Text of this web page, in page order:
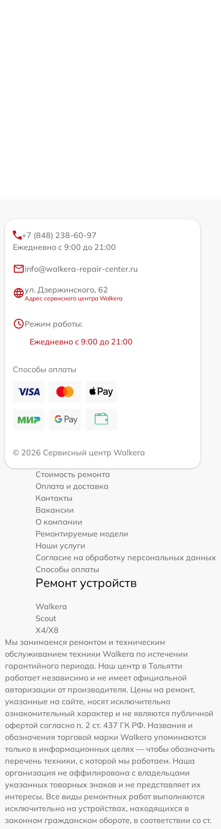
+7 (848) 238-60-97
Ежедневно с 9:00 до 21:00
info@walkera-repair-center.ru
ул. Дзержинского, 62
Адрес сервисного центра Walkera
Режим работы:
Ежедневно с 9:00 до 21:00
Способы оплаты
© 2026 Сервисный центр Walkera
Стоимость ремонта
Оплата и доставка
Контакты
Вакансии
О компании
Ремонтируемые модели
Наши услуги
Согласие на обработку персональных данных
Способы оплаты
Ремонт устройств
Walkera
Scout
X4/X8
Мы занимаемся ремонтом и техническим
обслуживанием техники Walkera по истечении
гарантийного периода. Наш центр в Тольятти
работает независимо и не имеет официальной
авторизации от производителя. Цены на ремонт,
указанные на сайте, носят исключительно
ознакомительный характер и не являются публичной
офертой согласно п. 2 ст. 437 ГК РФ. Названия и
обозначения торговой марки Walkera упоминаются
только в информационных целях — чтобы обозначить
перечень техники, с которой мы работаем. Наша
организация не аффилирована с владельцами
указанных товарных знаков и не представляет их
интересы. Все виды ремонтных работ выполняются
исключительно на устройствах, находящихся в
законном гражданском обороте, в соответствии со ст.